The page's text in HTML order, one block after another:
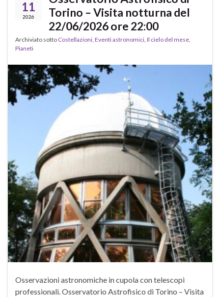
11
2026
Torino – Visita notturna del
22/06/2026 ore 22:00
Archiviato sotto Costellazioni Eventi astronomici Il cielo del mese
Pianeti
Osservazioni astronomiche in cupola con telescopi
professionali. Osservatorio Astrofisico di Torino – Visita